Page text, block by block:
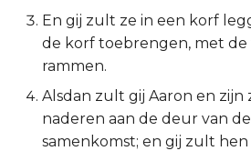
2 Korinthe
Galaten
Éfeze
En gij zult ze in een korf
de korf toebrengen, met de
rammen.
Alsdan zult gij Aaron en zijn
naderen aan de deur van
samenkomst; en gij zult